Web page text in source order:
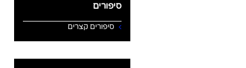
סיפורים
סיפורים קצרים